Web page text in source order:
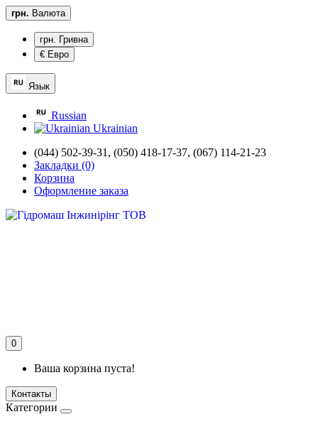
грн. Валюта
грн. Гривна
€ Евро
Язык
Russian
Ukrainian
(044) 502-39-31, (050) 418-17-37, (067) 114-21-23
Закладки (0)
Корзина
Оформление заказа
0
Ваша корзина пуста!
Контакты
Категории